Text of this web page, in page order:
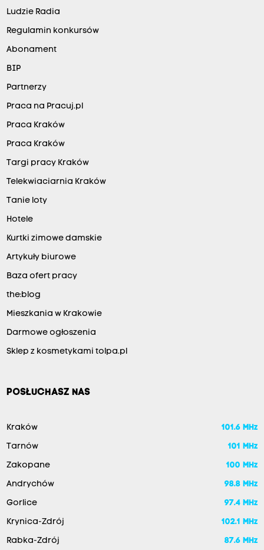
Ludzie Radia
Regulamin konkursów
Abonament
BIP
Partnerzy
Praca na Pracuj.pl
Praca Kraków
Praca Kraków
Targi pracy Kraków
Telekwiaciarnia Kraków
Tanie loty
Hotele
Kurtki zimowe damskie
Artykuły biurowe
Baza ofert pracy
the:blog
Mieszkania w Krakowie
Darmowe ogłoszenia
Sklep z kosmetykami tolpa.pl
POSŁUCHASZ NAS
Kraków 101.6 MHz
Tarnów 101 MHz
Zakopane 100 MHz
Andrychów 98.8 MHz
Gorlice 97.4 MHz
Krynica-Zdrój 102.1 MHz
Rabka-Zdrój 87.6 MHz